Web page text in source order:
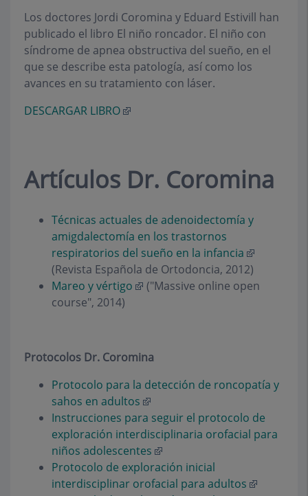
Los doctores Jordi Coromina y Eduard Estivill han
publicado el libro El niño roncador. El niño con
síndrome de apnea obstructiva del sueño, en el
que se describe esta patología, así como los
avances en su tratamiento con láser.
DESCARGAR LIBRO
Artículos Dr. Coromina
Técnicas actuales de adenoidectomía y
amigdalectomía en los trastornos
respiratorios del sueño en la infancia
(Revista Española de Ortodoncia, 2012)
Mareo y vértigo
("Massive online open
course", 2014)
Protocolos Dr. Coromina
Protocolo para la detección de roncopatía y
sahos en adultos
Instrucciones para seguir el protocolo de
exploración interdisciplinaria orofacial para
niños adolescentes
Protocolo de exploración inicial
interdisciplinar orofacial para adultos